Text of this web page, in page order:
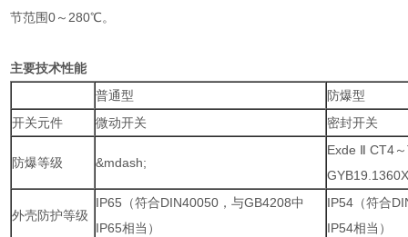
节范围0～280℃。
主要技术性能
普通型
防爆型
开关元件
微动开关 密封开关
防爆等级 &mdash;
Exde Ⅱ CT4
外壳防护等级
IP65（符合DIN40050，与GB4208中
IP65相当）
IP54（符合
IP54相当）